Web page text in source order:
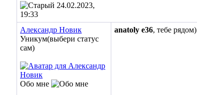
24.02.2023,
19:33
Александр Новик
Уникум(выбери статус
сам)
Обо мне
anatoly e36, тебе рядом)